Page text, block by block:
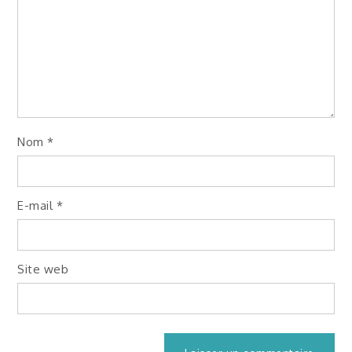
Nom*
E-mail *
Site web